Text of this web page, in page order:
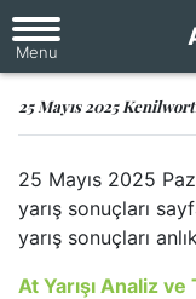
25 Mayıs 2025
25 Mayıs 2025
yarış sonuçları
yarış sonuçları
At Yarışı Analiz